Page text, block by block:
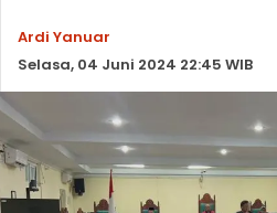
Ardi Yanuar
Selasa, 04 Juni 2024 22:45 WIB